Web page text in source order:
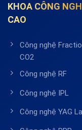
KHOA CÔNG
CAO
Công nghệ
CO2
Công nghệ RF
Công nghệ IPL
Công nghệ YAG